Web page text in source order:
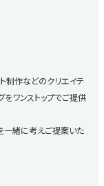
制作などのクリエイテ
をワンストップでご提供
一緒に考えご提案いた